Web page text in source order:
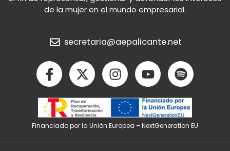
de la mujer en el mundo empresarial.
secretaria@aepalicante.net
F
a
c
e
b
o
o
X
-
t
w
i
t
t
I
n
s
t
a
g
r
Y
o
u
t
u
b
e
S
p
o
t
i
f
y
Financiado por la Unión Europea – NextGeneration EU